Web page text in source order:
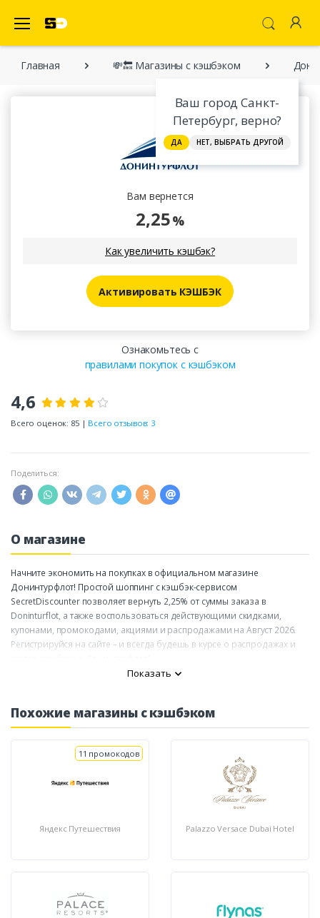
Ваш город Санкт-
Петербург, верно?
ДА НЕТ, ВЫБРАТЬ ДРУГОЙ
Главная 💸🔙 Магазины с кэшбэком
Вам вернется
2,25%
Как увеличить кэшбэк?
Активировать КЭШБЭК
Ознакомьтесь с
правилами покупок с кэшбэком
4,6
Всего оценок: 85 | Всего отзывов: 3
Поделиться:
О магазине
Начните экономить на покупках в официальном магазине
Донинтурфлот! Простой шоппинг с кэшбэк-сервисом
SecretDiscounter позволяет вернуть 2,25% от суммы заказа в
Doninturflot, а также воспользоваться действующими скидками,
купонами, промокодами, акциями и распродажами на Август 2026.
Регистрируйся на сайте – и всегда будешь в курсе о распродажах и
Показать
Похожие магазины с кэшбэком
11 промокодов
Яндекс Путешествия Palazzo Versace Dubai Hotel